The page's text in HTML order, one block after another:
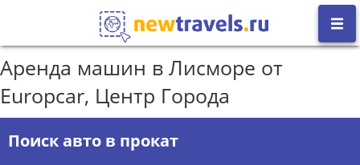
Аренда машин в Лисморе от
Europcar, Центр Города
Поиск авто в прокат